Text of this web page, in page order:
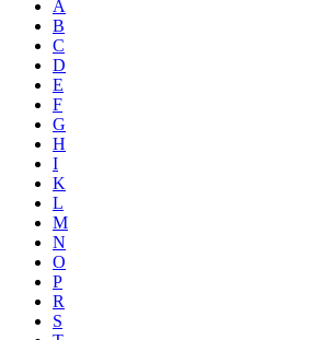
A
B
C
D
E
F
G
H
I
K
L
M
N
O
P
R
S